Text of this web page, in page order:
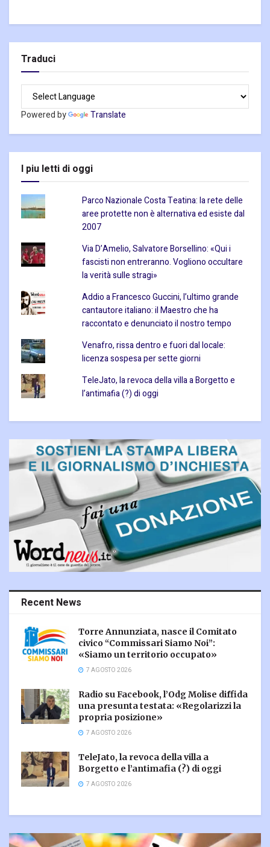
Traduci
Powered by Translate
I piu letti di oggi
Parco Nazionale Costa Teatina: la rete delle
aree protette non è alternativa ed esiste dal
2007
Via D’Amelio, Salvatore Borsellino: «Qui i
fascisti non entreranno. Vogliono occultare
la verità sulle stragi»
Addio a Francesco Guccini, l’ultimo grande
cantautore italiano: il Maestro che ha
raccontato e denunciato il nostro tempo
Venafro, rissa dentro e fuori dal locale:
licenza sospesa per sette giorni
TeleJato, la revoca della villa a Borgetto e
l’antimafia (?) di oggi
Recent News
Torre Annunziata, nasce il Comitato
civico “Commissari Siamo Noi”:
«Siamo un territorio occupato»
7 AGOSTO 2026
Radio su Facebook, l’Odg Molise diffida
una presunta testata: «Regolarizzi la
propria posizione»
7 AGOSTO 2026
TeleJato, la revoca della villa a
Borgetto e l’antimafia (?) di oggi
7 AGOSTO 2026